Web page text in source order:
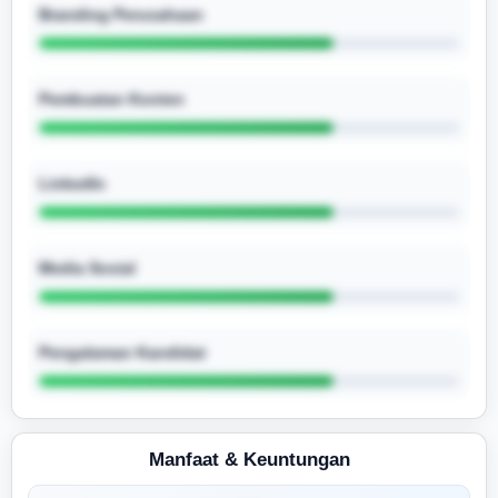
Branding Perusahaan
Pembuatan Konten
LinkedIn
Media Sosial
Pengalaman Kandidat
Manfaat & Keuntungan